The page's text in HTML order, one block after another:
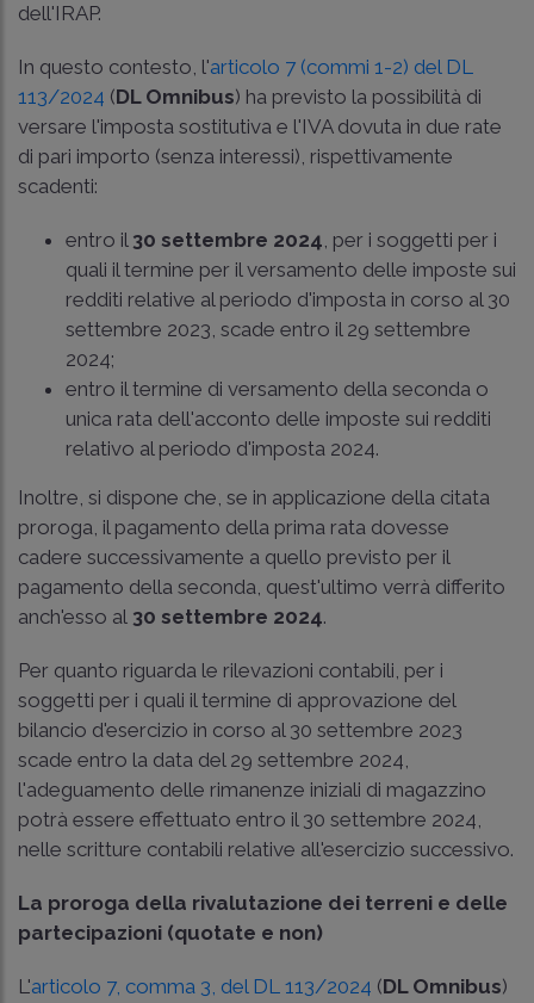
dell'IRAP.
In questo contesto, l'articolo 7 (commi 1-2) del DL
113/2024 (DL Omnibus) ha previsto la possibilità di
versare l'imposta sostitutiva e l'IVA dovuta in due rate
di pari importo (senza interessi), rispettivamente
scadenti:
entro il 30 settembre 2024, per i soggetti per i
quali il termine per il versamento delle imposte sui
redditi relative al periodo d'imposta in corso al 30
settembre 2023, scade entro il 29 settembre
2024;
entro il termine di versamento della seconda o
unica rata dell'acconto delle imposte sui redditi
relativo al periodo d'imposta 2024.
Inoltre, si dispone che, se in applicazione della citata
proroga, il pagamento della prima rata dovesse
cadere successivamente a quello previsto per il
pagamento della seconda, quest'ultimo verrà differito
anch'esso al 30 settembre 2024.
Per quanto riguarda le rilevazioni contabili, per i
soggetti per i quali il termine di approvazione del
bilancio d'esercizio in corso al 30 settembre 2023
scade entro la data del 29 settembre 2024,
l'adeguamento delle rimanenze iniziali di magazzino
potrà essere effettuato entro il 30 settembre 2024,
nelle scritture contabili relative all'esercizio successivo.
La proroga della rivalutazione dei terreni e delle
partecipazioni (quotate e non)
L'articolo 7, comma 3, del DL 113/2024 (DL Omnibus)